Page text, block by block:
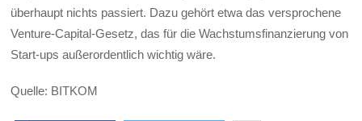
überhaupt nichts passiert. Dazu gehört etwa das versprochene
Venture-Capital-Gesetz, das für die Wachstumsfinanzierung von
Start-ups außerordentlich wichtig wäre.
Quelle: BITKOM